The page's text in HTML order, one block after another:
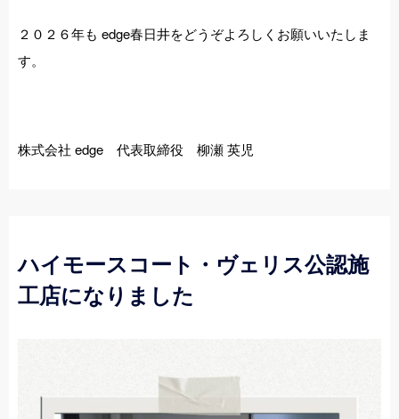
２０２６年も edge春日井をどうぞよろしくお願いいたしま
す。
株式会社 edge 代表取締役 柳瀬 英児
ハイモースコート・ヴェリス公認施
工店になりました